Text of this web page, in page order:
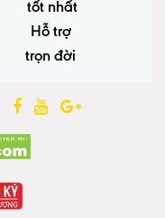
tốt nhất
Hỗ trợ
trọn đời